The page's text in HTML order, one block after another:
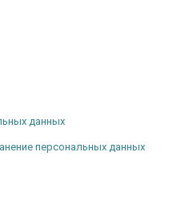
данных
персональных данных